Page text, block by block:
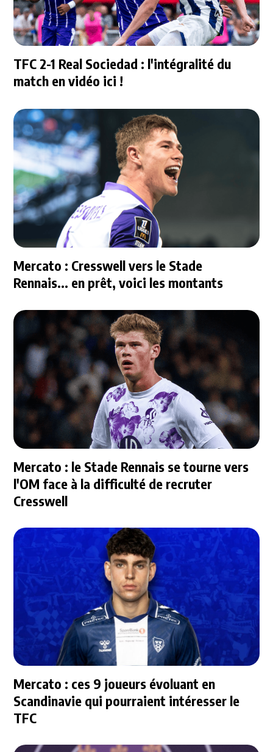
TFC 2-1 Real Sociedad : l'intégralité du
match en vidéo ici !
Mercato : Cresswell vers le Stade
Rennais... en prêt, voici les montants
Mercato : le Stade Rennais se tourne vers
l'OM face à la difficulté de recruter
Cresswell
Mercato : ces 9 joueurs évoluant en
Scandinavie qui pourraient intéresser le
TFC